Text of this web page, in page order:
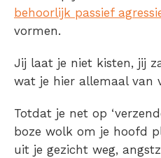
behoorlijk passief
vormen.
Jij laat je niet kisten, jij
wat je hier allemaal van
Totdat je net op
boze wolk om je hoofd
uit je gezicht weg,